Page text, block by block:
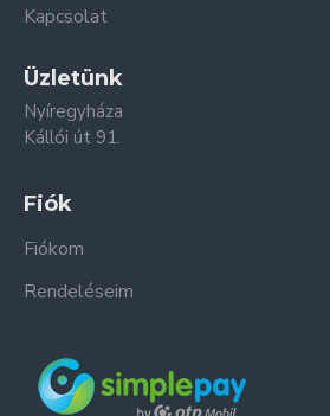
Kapcsolat
Üzletünk
Nyíregyháza
Kállói út 91.
Fiók
Fiókom
Rendeléseim